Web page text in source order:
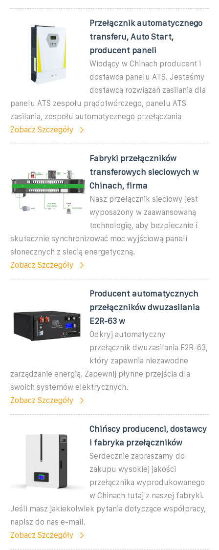
Przełącznik automatycznego
transferu, Auto Start,
producent paneli
Wiodący w Chinach producent i
dostawca panelu ATS. Jesteśmy
dostawcą rozwiązań zasilania dla
panelu ATS zespołu prądotwórczego, panelu ATS
zasilania, zespołu automatycznego przełączania
Zobacz Szczegóły
Fabryki przełączników
transferowych sieciowych w
Chinach, firma
Nasz przełącznik sieciowy jest
wyposażony w zaawansowaną
technologię, aby bezpiecznie i
skutecznie synchronizować moc wyjściową paneli
słonecznych z siecią energetyczną.
Zobacz Szczegóły
Producent automatycznych
przełączników dwuzasilania
E2R-63 w
Odkryj automatyczny
przełącznik dwuzasilania E2R-63,
który zapewnia niezawodne
zarządzanie energią. Zapewnij płynne przejścia dla
swoich systemów elektrycznych.
Zobacz Szczegóły
Chińscy producenci, dostawcy
i fabryka przełączników
Serdecznie zapraszamy do
zakupu wysokiej jakości
przełącznika wyprodukowanego
w Chinach tutaj z naszej fabryki.
Jeśli masz jakiekolwiek pytania dotyczące współpracy,
napisz do nas e-mail.
Zobacz Szczegóły